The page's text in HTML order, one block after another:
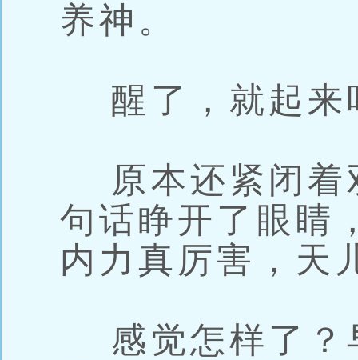
养神。
醒了，就起来
原本还紧闭着
句话睁开了眼睛
内力真厉害，天
感觉怎样了？